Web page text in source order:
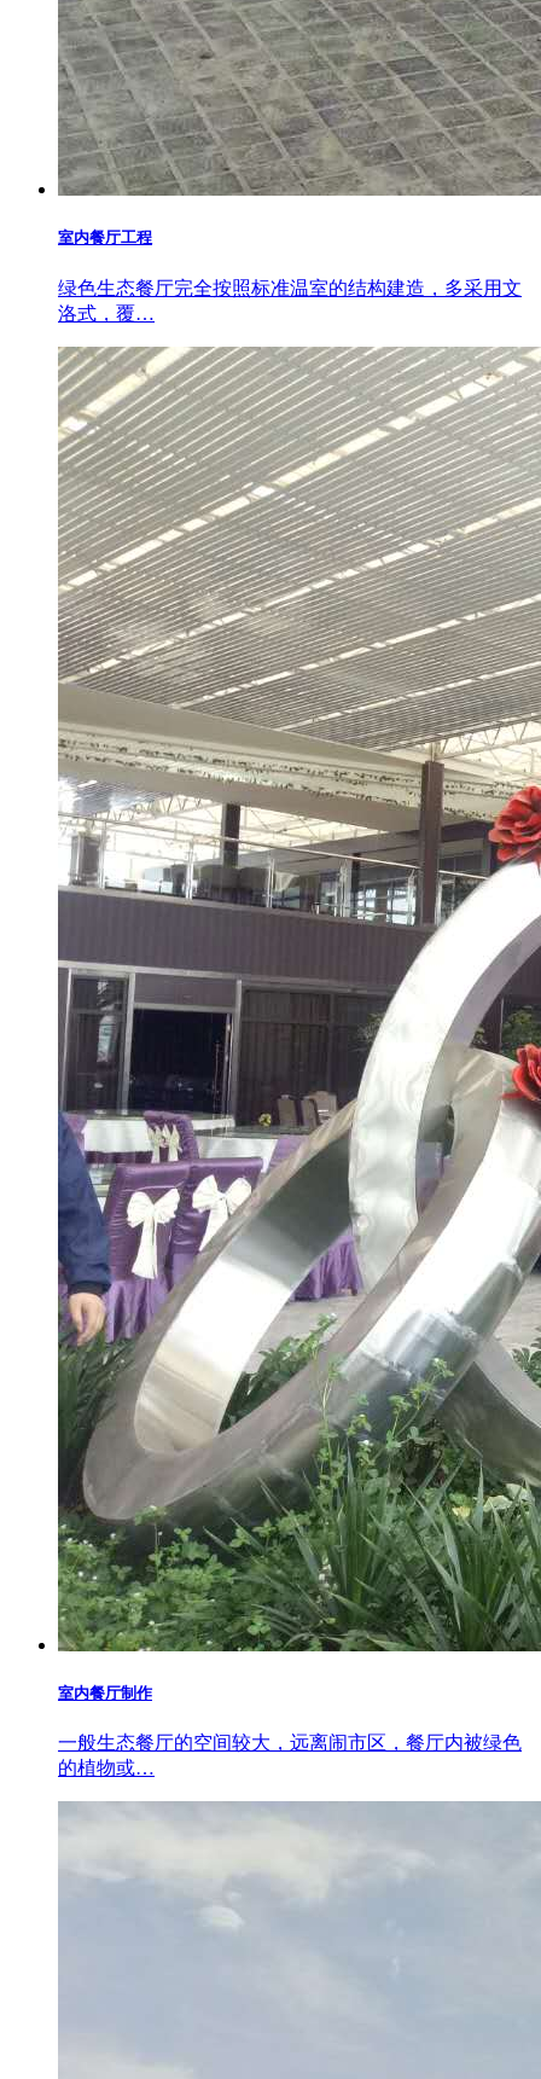
室内餐厅工程
绿色生态餐厅完全按照标准温室的结构建造，多采用文
洛式，覆…
室内餐厅制作
一般生态餐厅的空间较大，远离闹市区，餐厅内被绿色
的植物或…